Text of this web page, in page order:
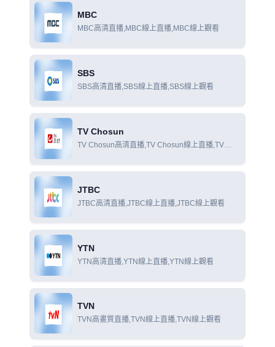
MBC
MBC高清直播,MBC線上直播,MBC線上觀看
SBS
SBS高清直播,SBS線上直播,SBS線上觀看
TV Chosun
TV Chosun高清直播,TV Chosun線上直播,TV
JTBC
JTBC高清直播,JTBC線上直播,JTBC線上觀看
YTN
YTN高清直播,YTN線上直播,YTN線上觀看
TVN
TVN高畫質直播,TVN線上直播,TVN線上觀看